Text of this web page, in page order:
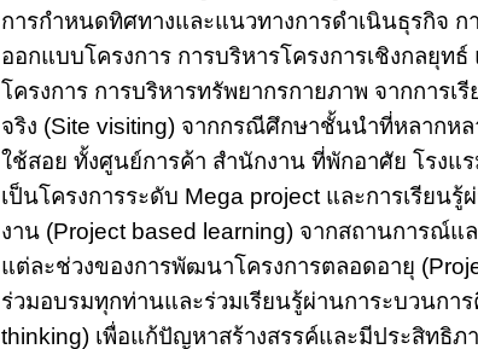
การกำหนดทิศทางและแนวทางการดำเนินธุรกิจ ก
ออกแบบโครงการ การบริหารโครงการเชิงกลยุท
โครงการ การบริหารทรัพยากรกายภาพ จากการเ
จริง (Site visiting) จากกรณีศึกษาชั้นนำที่หลากหล
ใช้สอย ทั้งศูนย์การค้า สำนักงาน ที่พักอาศัย โรงแ
เป็นโครงการระดับ Mega project และการเรียนรู้
งาน (Project based learning) จากสถานการณ์แ
แต่ละช่วงของการพัฒนาโครงการตลอดอายุ
ร่วมอบรมทุกท่านและร่วมเรียนรู้ผ่านการะบวนกา
thinking) เพื่อแก้ปัญหาสร้างสรรค์และมีประสิทธิภ